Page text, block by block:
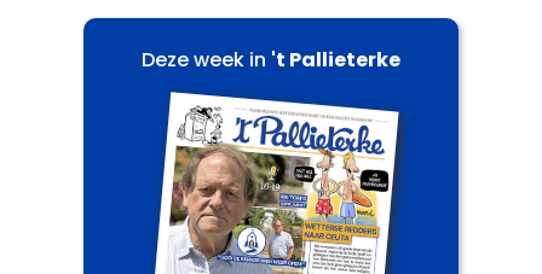
Deze week in 't Pallieterke